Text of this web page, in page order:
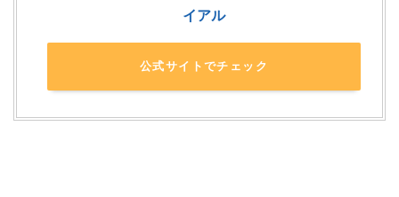
イアル
公式サイトでチェック